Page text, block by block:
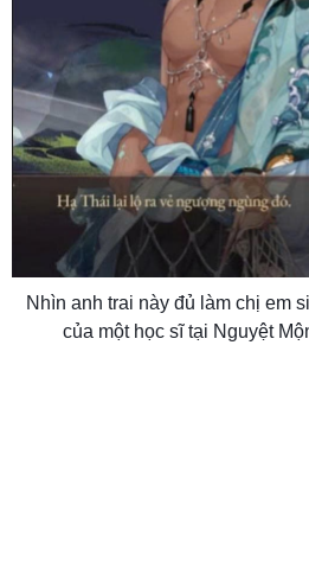
Nhìn anh trai này đủ làm chị em
của một học sĩ tại Nguyệt